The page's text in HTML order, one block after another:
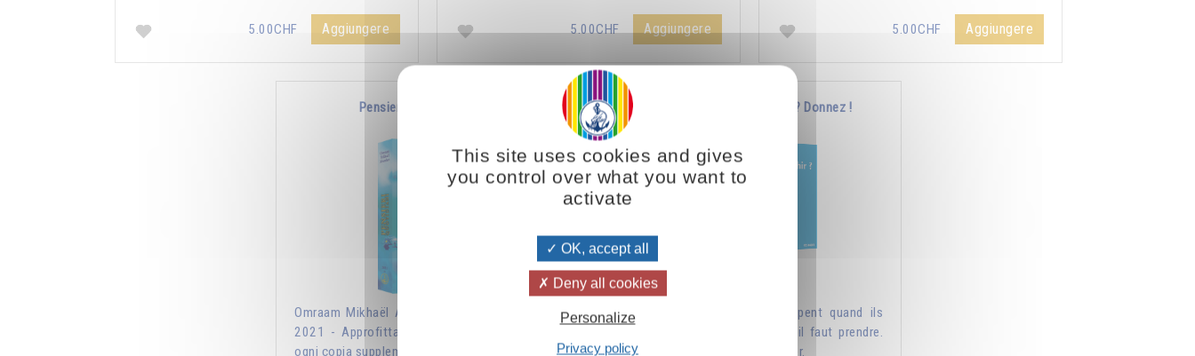
5.00CHF Aggiungere 5.00CHF Aggiungere 5.00CHF Aggiungere
Pensieri Quotidiani 2021
Omraam Mikhaël Aïvanhov Pensieri Quotidiani
2021 - Approfitta dello sconto di 2 CHF per
ogni copia supplementare aggiunta all'ordine !
Vous voulez vous enrichir ? Donnez !
Combien les humains se trompent quand ils
s’imaginent que pour s’enrichir il faut prendre.
Non, pour s’enrichir, il faut donner.
This site uses cookies and gives
you control over what you want to
activate
OK, accept all
Deny all cookies
Personalize
Privacy policy